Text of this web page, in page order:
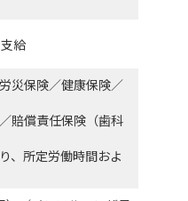
給
災保険／健康保険／
賠償責任保険（歯科
、所定労働時間およ